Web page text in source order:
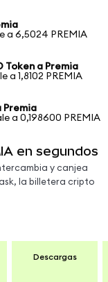
a 6,5024 PREMIA
Token a Premia
a 1,8102 PREMIA
Premia
a 0,198600 PREMIA
en segundos
y canjea
la billetera cripto
Descargas